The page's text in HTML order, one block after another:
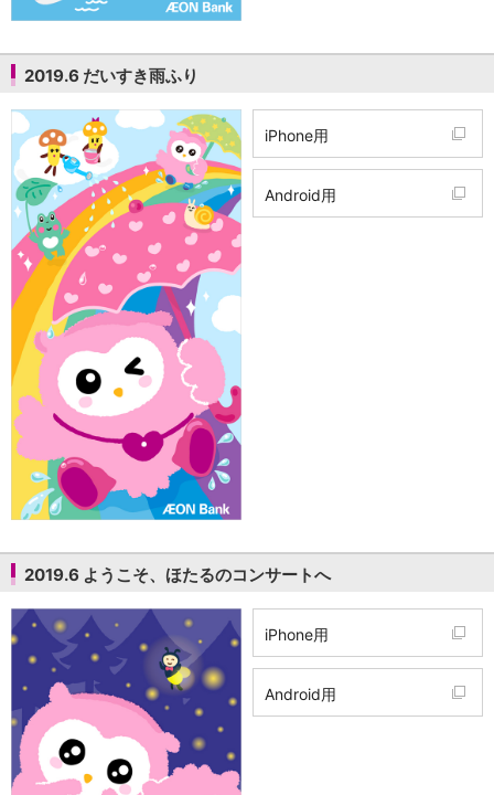
2019.6 だいすき雨ふり
iPhone用
Android用
2019.6 ようこそ、ほたるのコンサートへ
iPhone用
Android用